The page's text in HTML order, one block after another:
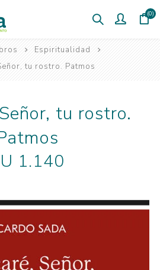
(0)
Espiritualidad
tu rostro. Patmos
tu rostro.
1.140